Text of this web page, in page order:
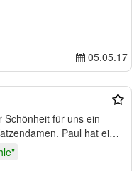
05.05.17
Schönheit für uns ein
Paul hat eine